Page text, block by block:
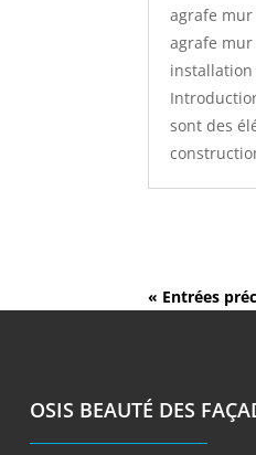
agrafe mur
agrafe
installation
sont des
« Entrées
OSIS BEAUTÉ DES